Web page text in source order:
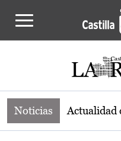
Noticias de la
Noticias Actualidad